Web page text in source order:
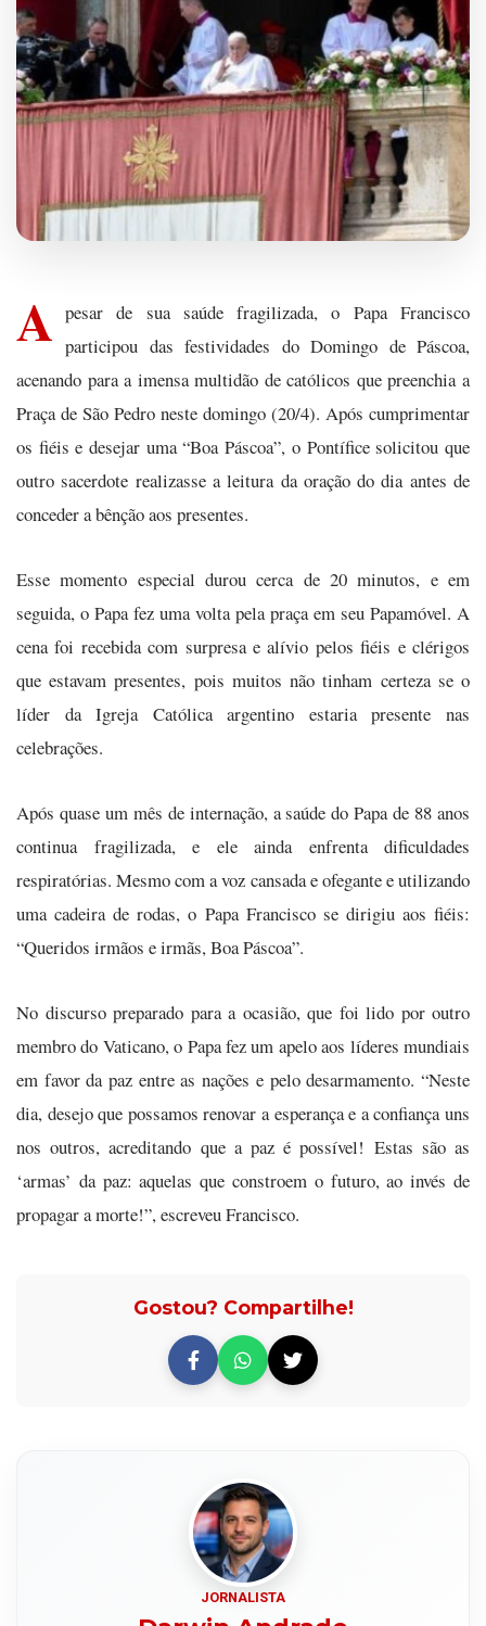
A pesar de sua saúde fragilizada, o Papa Francisco
participou das festividades do Domingo de Páscoa,
acenando para a imensa multidão de católicos que preenchia a
Praça de São Pedro neste domingo (20/4). Após cumprimentar
os fiéis e desejar uma “Boa Páscoa”, o Pontífice solicitou que
outro sacerdote realizasse a leitura da oração do dia antes de
conceder a bênção aos presentes.
Esse momento especial durou cerca de 20 minutos, e em
seguida, o Papa fez uma volta pela praça em seu Papamóvel. A
cena foi recebida com surpresa e alívio pelos fiéis e clérigos
que estavam presentes, pois muitos não tinham certeza se o
líder da Igreja Católica argentino estaria presente nas
celebrações.
Após quase um mês de internação, a saúde do Papa de 88 anos
continua fragilizada, e ele ainda enfrenta dificuldades
respiratórias. Mesmo com a voz cansada e ofegante e utilizando
uma cadeira de rodas, o Papa Francisco se dirigiu aos fiéis:
“Queridos irmãos e irmãs, Boa Páscoa”.
No discurso preparado para a ocasião, que foi lido por outro
membro do Vaticano, o Papa fez um apelo aos líderes mundiais
em favor da paz entre as nações e pelo desarmamento. “Neste
dia, desejo que possamos renovar a esperança e a confiança uns
nos outros, acreditando que a paz é possível! Estas são as
‘armas’ da paz: aquelas que constroem o futuro, ao invés de
propagar a morte!”, escreveu Francisco.
Gostou? Compartilhe!
JORNALISTA